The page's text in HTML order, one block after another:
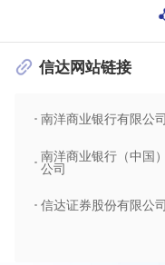
信达网站链接
南洋商业银行有限公司
南洋商业银行（中国
公司
信达证券股份有限公司